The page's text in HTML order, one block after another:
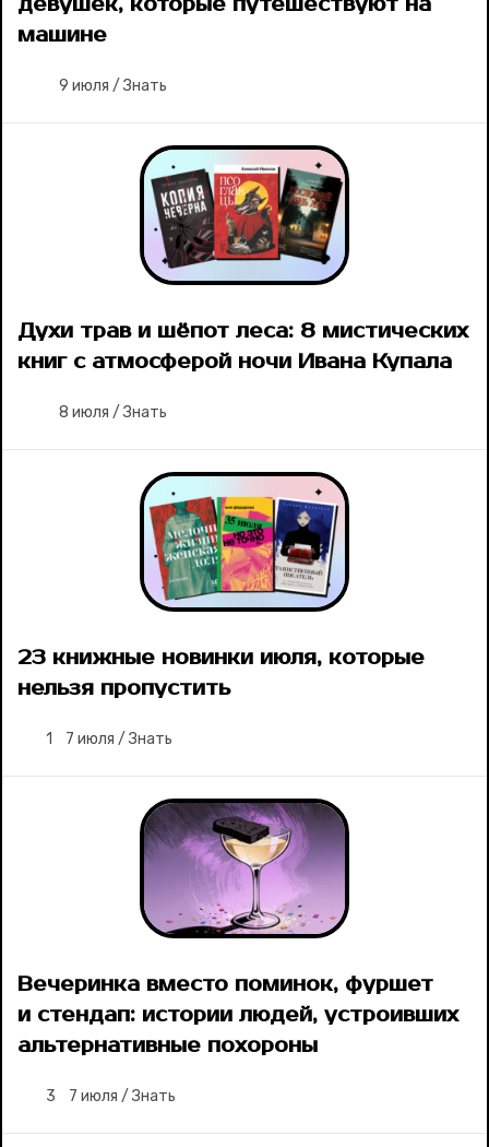
машине
9 июля / Знать
Духи трав и шёпот леса: 8 мистических
книг с атмосферой ночи Ивана Купала
8 июля / Знать
23 книжные новинки июля, которые
нельзя пропустить
1 7 июля / Знать
Вечеринка вместо поминок, фуршет
и стендап: истории людей, устроивших
альтернативные похороны
3 7 июля / Знать